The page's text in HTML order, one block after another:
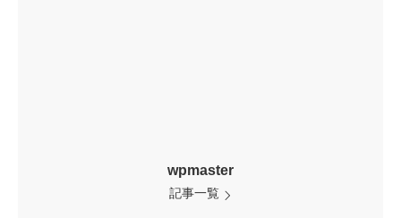
wpmaster
記事一覧